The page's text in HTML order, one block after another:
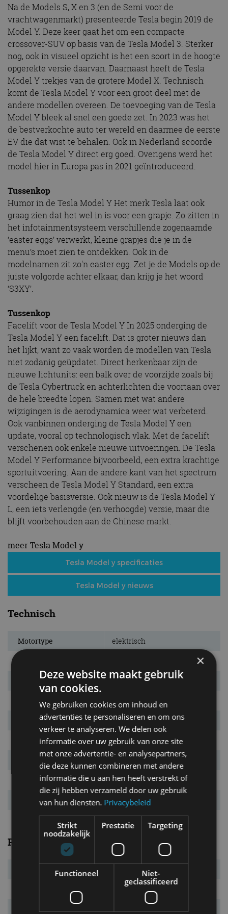
Na de Models S, X en 3 (en de Semi voor de
vrachtwagenmarkt) presenteerde Tesla begin 2019 de
Model Y. Deze keer gaat het om een compacte
crossover-SUV op basis van de Tesla Model 3. Sterker
nog, ook in visueel opzicht is het een soort in de hoogte
opgerekte versie daarvan. Daarnaast heeft de Tesla
Model Y trekjes van de grotere Model X. Technisch
komt de Tesla Model Y voor een groot deel met de
andere modellen overeen. De toevoeging van de Tesla
Model Y bleek al snel een goede zet. In 2023 was het
de bestverkochte auto ter wereld en daarmee de eerste
EV die dat wist te behalen. Ook in Nederland scoorde
de Tesla Model Y direct erg goed. Overigens werd het
model hier in Europa pas in 2021 geïntroduceerd.
Tussenkop
Humor in de Tesla Model Y Het merk Tesla laat ook
graag zien dat het wel in is voor een grapje. Zo zitten in
het infotainmentsysteem verschillende zogenaamde
‘easter eggs’ verwerkt, kleine grapjes die je in de
menu’s moet zien te ontdekken. Ook in de
modelnamen zit zo'n easter egg. Zet je de Models op de
juiste volgorde achter elkaar, dan krijg je het woord
‘S3XY’.
Tussenkop
Facelift voor de Tesla Model Y In 2025 onderging de
Tesla Model Y een facelift. Dat is groter nieuws dan
het lijkt, want zo vaak worden de modellen van Tesla
niet zodanig geüpdatet. Direct herkenbaar zijn de
nieuwe lichtunits: een balk over de voorzijde zoals bij
de Tesla Cybertruck en achterlichten die voortaan over
de hele breedte lopen. Samen met wat andere
wijzigingen is de aerodynamica weer wat verbeterd.
Ook vanbinnen onderging de Tesla Model Y een
update, vooral op technologisch vlak. Met de facelift
verschenen ook enkele nieuwe uitvoeringen. De Tesla
Model Y Performance bijvoorbeeld, een extra krachtige
sportuitvoering. Aan de andere kant van het spectrum
verscheen de Tesla Model Y Standard, een extra
voordelige basisversie. Ook nieuw is de Tesla Model Y
L, een iets verlengde (en verhoogde) versie, maar die
blijft voorbehouden aan de Chinese markt.
meer Tesla Model y
Tesla Model y specificaties
Tesla Model y nieuws
Technisch
Motortype elektrisch
Capaciteit 64 kWh
Aandrijving achterwielen
Remmen v/a gev. schijven
Draaicirkel 12,1 m
Actieradius 534 km
Laadtijd bij 220V 4:30 uur
Vermogensrange 200 tot 461 kW
Prestaties
Systeemvermogen 200 kW (272 pk)
420 Nm
Acc. 0-100 km/u 7,2 s
×
Deze website maakt gebruik
van cookies.
We gebruiken cookies om inhoud en
advertenties te personaliseren en om ons
verkeer te analyseren. We delen ook
informatie over uw gebruik van onze site
met onze advertentie- en analysepartners,
die deze kunnen combineren met andere
informatie die u aan hen heeft verstrekt of
die zij hebben verzameld door uw gebruik
van hun diensten. Privacybeleid
Strikt
noodzakelijk
Prestatie Targeting
Functioneel
Niet-
geclassificeerd